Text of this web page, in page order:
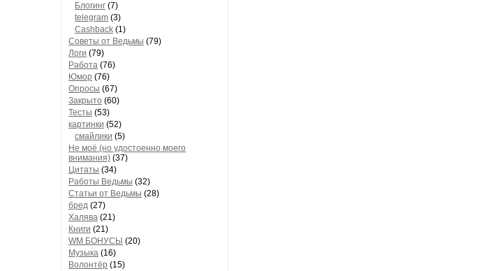
Блогинг (7)
telegram (3)
Cashback (1)
Советы от Ведьмы (79)
Логи (79)
Работа (76)
Юмор (76)
Опросы (67)
Закрыто (60)
Тесты (53)
картинки (52)
смайлики (5)
Не моё (но удостоенно моего
внимания) (37)
Цитаты (34)
Работы Ведьмы (32)
Статьи от Ведьмы (28)
бред (27)
Халява (21)
Книги (21)
WM БОНУСЫ (20)
Музыка (16)
Волонтёр (15)